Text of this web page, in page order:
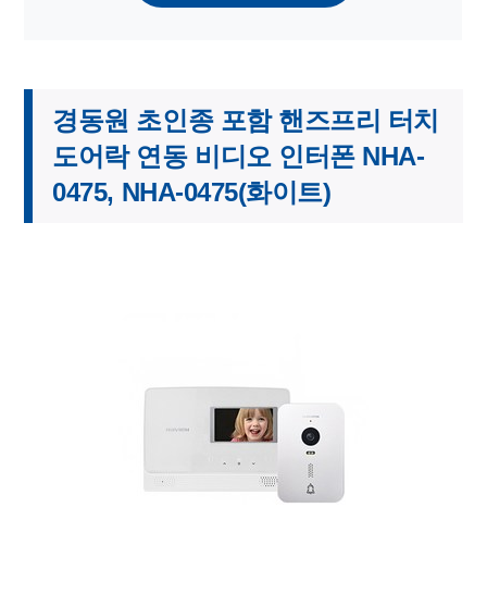
경동원 초인종 포함 핸즈프리 터치
도어락 연동 비디오 인터폰 NHA-
0475, NHA-0475(화이트)